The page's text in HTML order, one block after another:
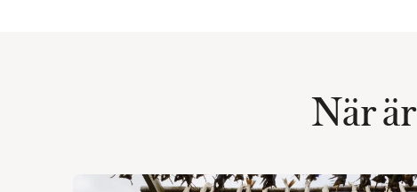
När